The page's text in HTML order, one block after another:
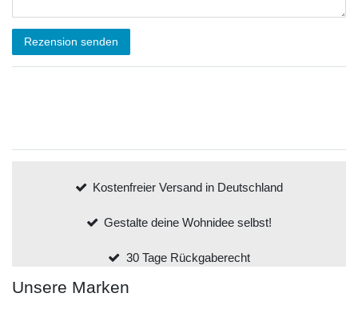
Rezension senden
Kostenfreier Versand in Deutschland
Gestalte deine Wohnidee selbst!
30 Tage Rückgaberecht
Unsere Marken